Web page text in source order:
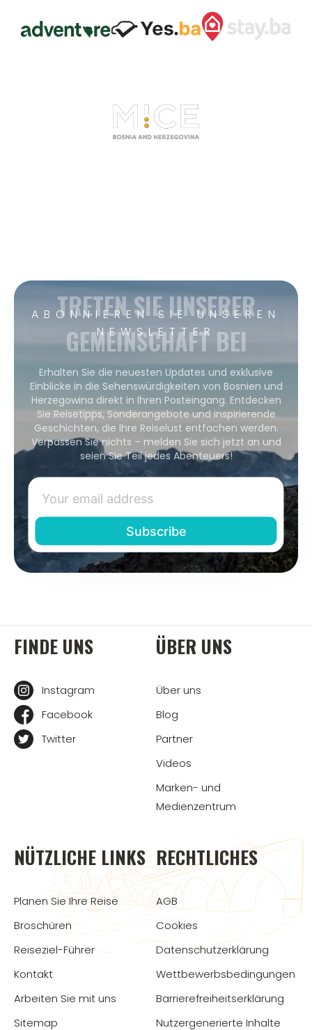
ABONNIEREN SIE UNSEREN
NEWSLETTER
TRETEN SIE UNSERER
GEMEINSCHAFT BEI
Erhalten Sie die neuesten Updates und exklusive
Einblicke in die Sehenswürdigkeiten von Bosnien und
Herzegowina direkt in Ihren Posteingang. Entdecken
Sie Reisetipps, Sonderangebote und inspirierende
Geschichten, die Ihre Reiselust entfachen werden.
Verpassen Sie nichts – melden Sie sich jetzt an und
seien Sie Teil jedes Abenteuers!
FINDE UNS
Instagram
Facebook
Twitter
ÜBER UNS
Über uns
Blog
Partner
Videos
Marken- und
Medienzentrum
NÜTZLICHE LINKS
Planen Sie Ihre Reise
Broschüren
Reiseziel-Führer
Kontakt
Arbeiten Sie mit uns
Sitemap
RECHTLICHES
AGB
Cookies
Datenschutzerklärung
Wettbewerbsbedingungen
Barrierefreiheitserklärung
Nutzergenerierte Inhalte